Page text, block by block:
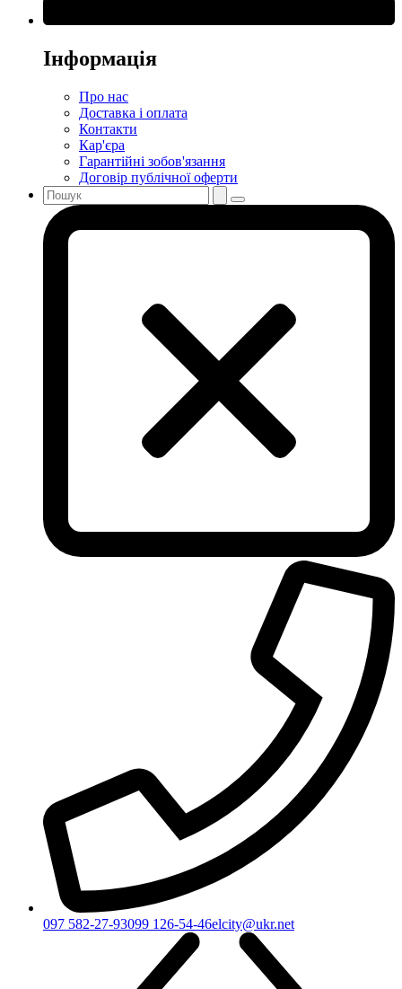
Інформація
Про нас
Доставка і оплата
Контакти
Кар'єра
Гарантійні зобов'язання
Договір публічної оферти
097 582-27-93099 126-54-46elcity@ukr.net